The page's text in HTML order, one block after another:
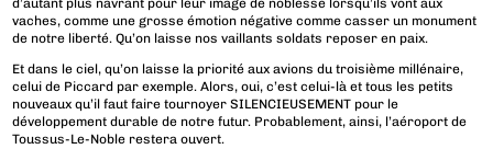
d’autant plus navrant pour leur image de noblesse lorsqu’ils vont aux
vaches, comme une grosse émotion négative comme casser un monument
de notre liberté. Qu’on laisse nos vaillants soldats reposer en paix.
Et dans le ciel, qu’on laisse la priorité aux avions du troisième millénaire,
celui de Piccard par exemple. Alors, oui, c’est celui-là et tous les petits
nouveaux qu’il faut faire tournoyer SILENCIEUSEMENT pour le
développement durable de notre futur. Probablement, ainsi, l’aéroport de
Toussus-Le-Noble restera ouvert.